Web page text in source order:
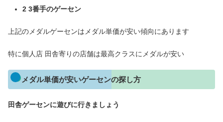
2 3番手のゲーセン
上記のメダルゲーセンはメダル単価が安い傾向にあります
特に個人店 田舎寄りの店舗は最高クラスにメダルが安い
メダル単価が安いゲーセンの探し方
田舎ゲーセンに遊びに行きましょう